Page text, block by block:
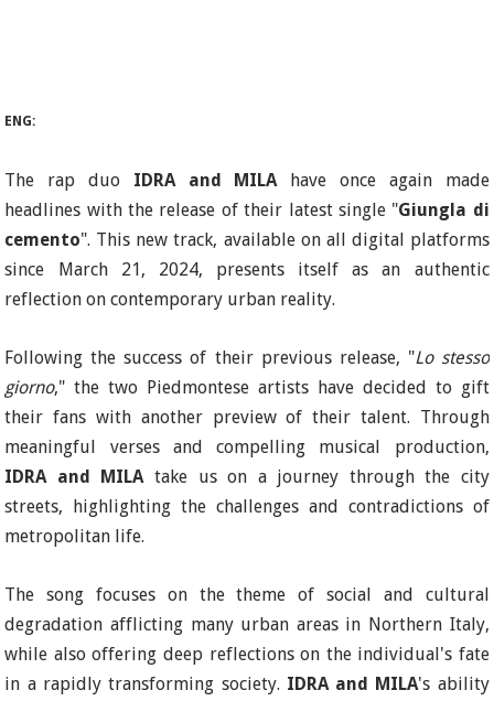
ENG:
The rap duo IDRA and MILAhave once again made
headlines with the release of their latest single "Giungla di
cemento". This new track, available on all digital platforms
since March 21, 2024, presents itself as an authentic
reflection on contemporary urban reality.
Following the success of their previous release, "Lo stesso
giorno," the two Piedmontese artists have decided to gift
their fans with another preview of their talent. Through
meaningful verses and compelling musical production,
IDRA and MILAtake us on a journey through the city
streets, highlighting the challenges and contradictions of
metropolitan life.
The song focuses on the theme of social and cultural
degradation afflicting many urban areas in Northern Italy,
while also offering deep reflections on the individual's fate
in a rapidly transforming society. IDRA and MILA's ability